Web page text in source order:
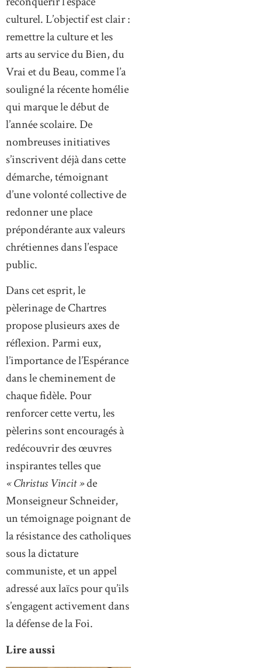
culturel. L’objectif est clair :
remettre la culture et les
arts au service du Bien, du
Vrai et du Beau, comme l’a
souligné la récente homélie
qui marque le début de
l’année scolaire. De
nombreuses initiatives
s’inscrivent déjà dans cette
démarche, témoignant
d’une volonté collective de
redonner une place
prépondérante aux valeurs
chrétiennes dans l’espace
public.
Dans cet esprit, le
pèlerinage de Chartres
propose plusieurs axes de
réflexion. Parmi eux,
l’importance de l’Espérance
dans le cheminement de
chaque fidèle. Pour
renforcer cette vertu, les
pèlerins sont encouragés à
redécouvrir des œuvres
inspirantes telles que
« Christus Vincit »de
Monseigneur Schneider,
un témoignage poignant de
la résistance des catholiques
sous la dictature
communiste, et un appel
adressé aux laïcs pour qu’ils
s’engagent activement dans
la défense de la Foi.
Lire aussi